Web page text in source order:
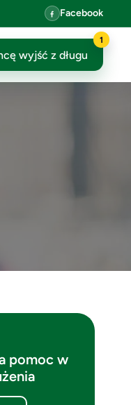
Facebook
wyjść z długu
1
pomoc w